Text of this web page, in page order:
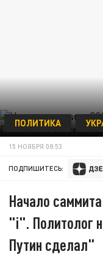
ПОЛИТИКА
15 НОЯБРЯ 08:53
ПОДПИШИТЕСЬ:
Начало
"i". Политолог
Путин сделал"